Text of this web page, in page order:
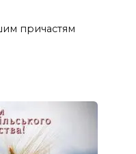
причастям